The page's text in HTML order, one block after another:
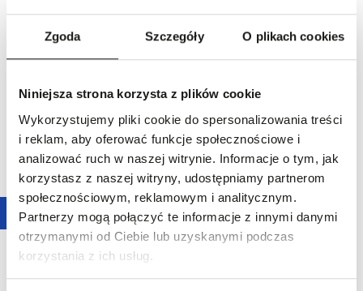
Zgoda Szczegóły O plikach cookies
Niniejsza strona korzysta z plików cookie
Wykorzystujemy pliki cookie do spersonalizowania treści
i reklam, aby oferować funkcje społecznościowe i
analizować ruch w naszej witrynie. Informacje o tym, jak
korzystasz z naszej witryny, udostępniamy partnerom
społecznościowym, reklamowym i analitycznym.
Partnerzy mogą połączyć te informacje z innymi danymi
otrzymanymi od Ciebie lub uzyskanymi podczas
korzystania z ich usług.
Kolczyki złote NANIS
17 090,00 zł
Kolczyki złote NANIS
18 990,00 zł